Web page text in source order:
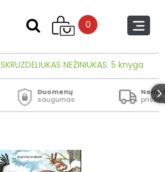
0
SKRUZDĖLIUKAS NEŽINIUKAS. 5 knyga
Duomenų
saugumas